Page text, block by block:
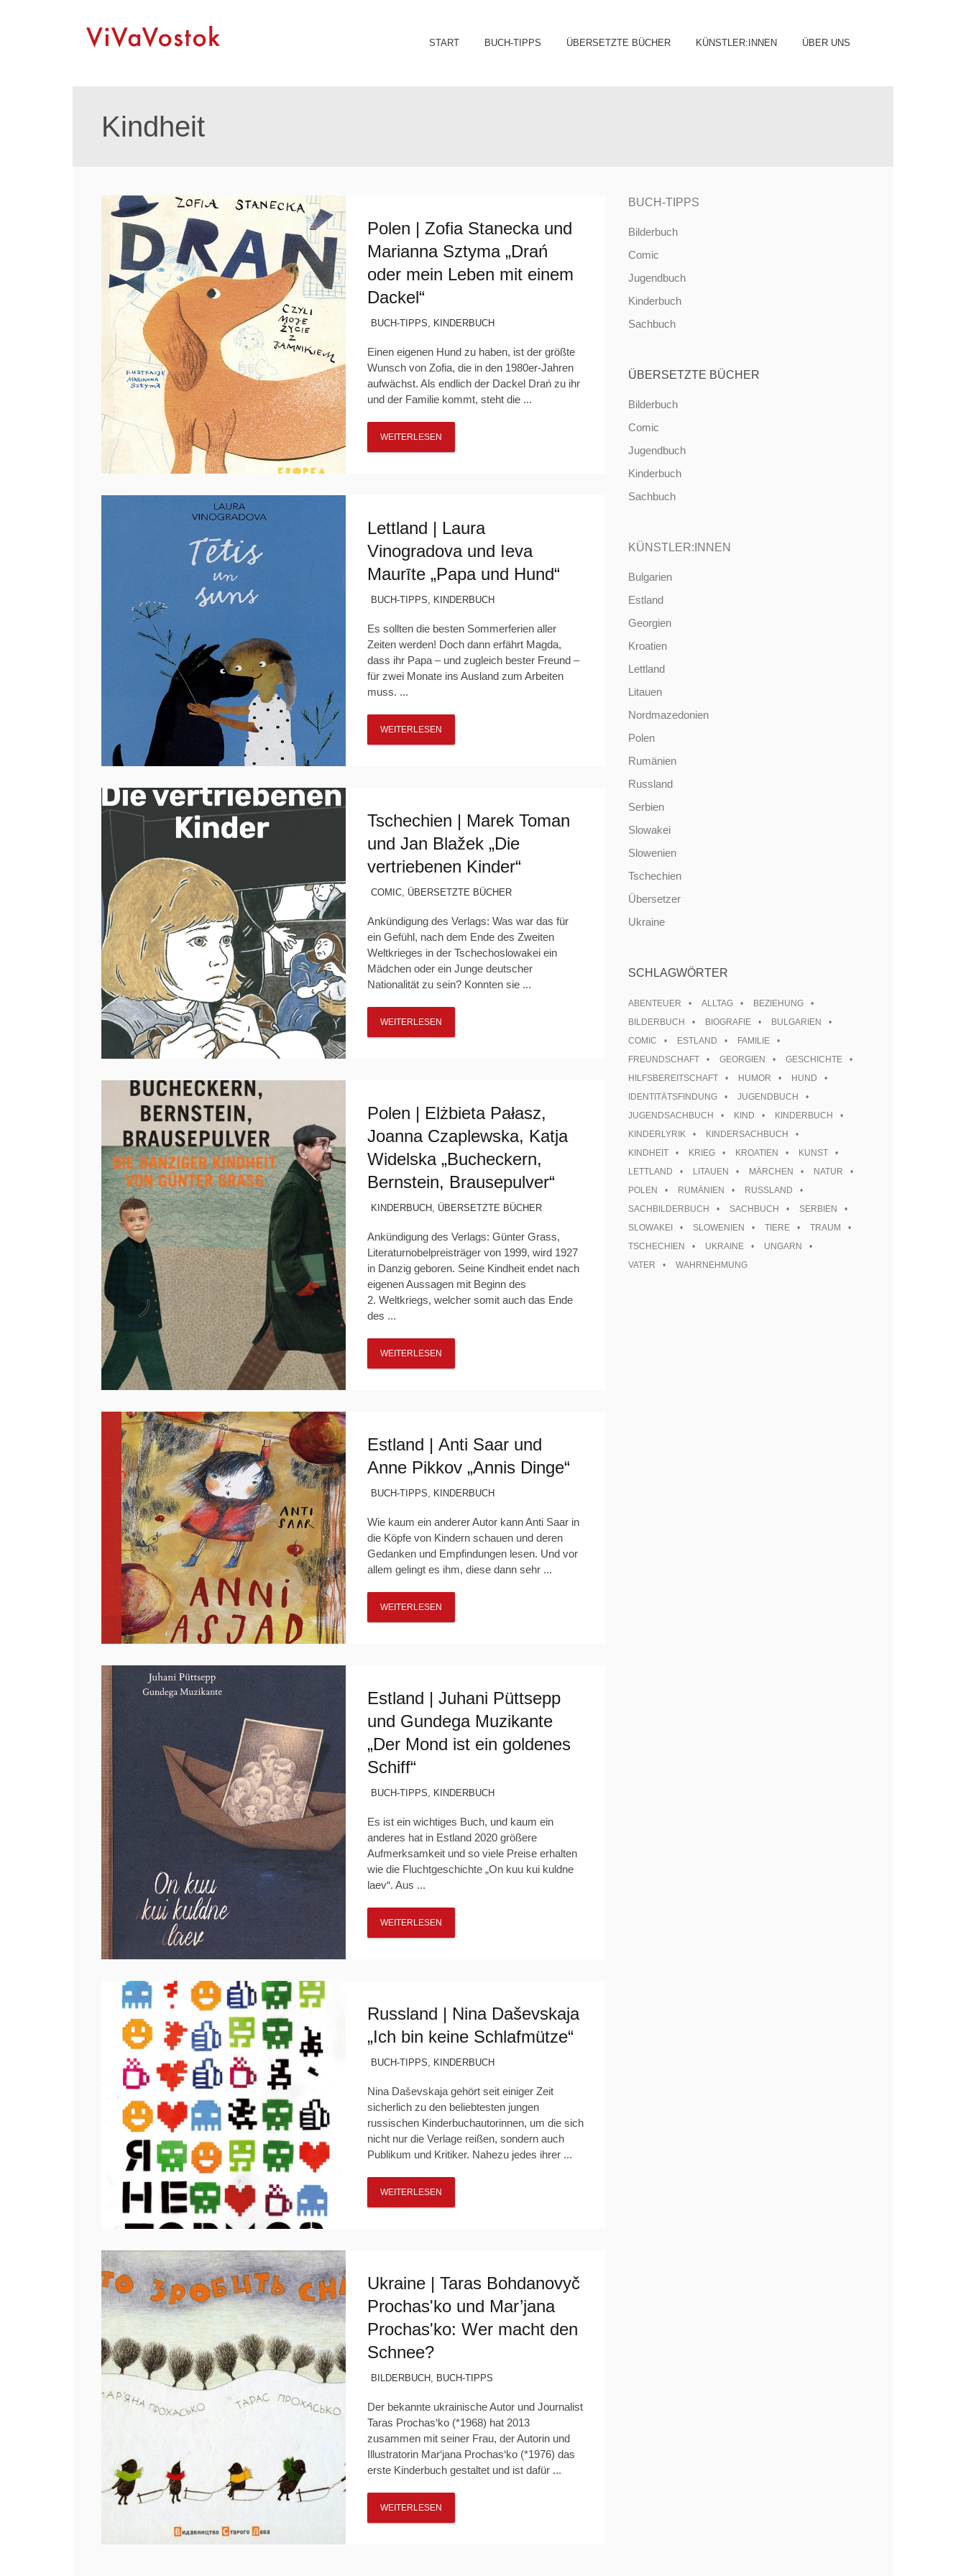
Skip
START BUCH-TIPPS ÜBERSETZTE BÜCHER KÜNSTLER:INNEN ÜBER UNS
Kindheit
Polen | Zofia Stanecka und
Marianna Sztyma „Drań
oder mein Leben mit einem
Dackel“
BUCH-TIPPS, KINDERBUCH
Einen eigenen Hund zu haben, ist der größte
Wunsch von Zofia, die in den 1980er-Jahren
aufwächst. Als endlich der Dackel Drań zu ihr
und der Familie kommt, steht die ...
WEITERLESEN
Lettland | Laura
Vinogradova und Ieva
Maurīte „Papa und Hund“
BUCH-TIPPS, KINDERBUCH
Es sollten die besten Sommerferien aller
Zeiten werden! Doch dann erfährt Magda,
dass ihr Papa – und zugleich bester Freund –
für zwei Monate ins Ausland zum Arbeiten
muss. ...
WEITERLESEN
Tschechien | Marek Toman
und Jan Blažek „Die
vertriebenen Kinder“
COMIC, ÜBERSETZTE BÜCHER
Ankündigung des Verlags: Was war das für
ein Gefühl, nach dem Ende des Zweiten
Weltkrieges in der Tschechoslowakei ein
Mädchen oder ein Junge deutscher
Nationalität zu sein? Konnten sie ...
WEITERLESEN
Polen | Elżbieta Pałasz,
Joanna Czaplewska, Katja
Widelska „Bucheckern,
Bernstein, Brausepulver“
KINDERBUCH , ÜBERSETZTE BÜCHER
Ankündigung des Verlags: Günter Grass,
Literaturnobelpreisträger von 1999, wird 1927
in Danzig geboren. Seine Kindheit endet nach
eigenen Aussagen mit Beginn des
2. Weltkriegs, welcher somit auch das Ende
des ...
WEITERLESEN
Estland | Anti Saar und
Anne Pikkov „Annis Dinge“
BUCH-TIPPS, KINDERBUCH
Wie kaum ein anderer Autor kann Anti Saar in
die Köpfe von Kindern schauen und deren
Gedanken und Empfindungen lesen. Und vor
allem gelingt es ihm, diese dann sehr ...
WEITERLESEN
Estland | Juhani Püttsepp
und Gundega Muzikante
„Der Mond ist ein goldenes
Schiff“
BUCH-TIPPS, KINDERBUCH
Es ist ein wichtiges Buch, und kaum ein
anderes hat in Estland 2020 größere
Aufmerksamkeit und so viele Preise erhalten
wie die Fluchtgeschichte „On kuu kui kuldne
laev“. Aus ...
WEITERLESEN
Russland | Nina Daševskaja
„Ich bin keine Schlafmütze“
BUCH-TIPPS, KINDERBUCH
Nina Daševskaja gehört seit einiger Zeit
sicherlich zu den beliebtesten jungen
russischen Kinderbuchautorinnen, um die sich
nicht nur die Verlage reißen, sondern auch
Publikum und Kritiker. Nahezu jedes ihrer ...
WEITERLESEN
Ukraine | Taras Bohdanovyč
Prochasʹko und Mar’jana
Prochasʹko: Wer macht den
Schnee?
BILDERBUCH , BUCH-TIPPS
Der bekannte ukrainische Autor und Journalist
Taras Prochas‘ko (*1968) hat 2013
zusammen mit seiner Frau, der Autorin und
Illustratorin Mar‘jana Prochas‘ko (*1976) das
erste Kinderbuch gestaltet und ist dafür ...
WEITERLESEN
BUCH-TIPPS
Bilderbuch
Comic
Jugendbuch
Kinderbuch
Sachbuch
ÜBERSETZTE BÜCHER
Bilderbuch
Comic
Jugendbuch
Kinderbuch
Sachbuch
KÜNSTLER:INNEN
Bulgarien
Estland
Georgien
Kroatien
Lettland
Litauen
Nordmazedonien
Polen
Rumänien
Russland
Serbien
Slowakei
Slowenien
Tschechien
Übersetzer
Ukraine
SCHLAGWÖRTER
ABENTEUER ALLTAG
BEZIEHUNG
BILDERBUCH
BIOGRAFIE
BULGARIEN
COMIC
ESTLAND
FAMILIE
FREUNDSCHAFT
GEORGIEN
GESCHICHTE
HILFSBEREITSCHAFT
HUMOR
HUND
IDENTITÄTSFINDUNG
JUGENDBUCH
JUGENDSACHBUCH
KIND
KINDERBUCH
KINDERLYRIK
KINDERSACHBUCH
KINDHEIT
KRIEG KROATIEN
KUNST
LETTLAND
LITAUEN MÄRCHEN
NATUR
POLEN
RUMÄNIEN
RUSSLAND
SACHBILDERBUCH
SACHBUCH
SERBIEN
SLOWAKEI
SLOWENIEN TIERE
TRAUM
TSCHECHIEN
UKRAINE
UNGARN
VATER
WAHRNEHMUNG